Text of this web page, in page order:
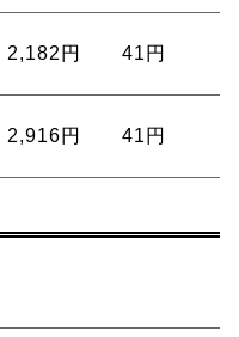
2,182円 41円
2,916円 41円